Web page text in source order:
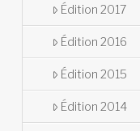
Édition 2017
Édition 2016
Édition 2015
Édition 2014